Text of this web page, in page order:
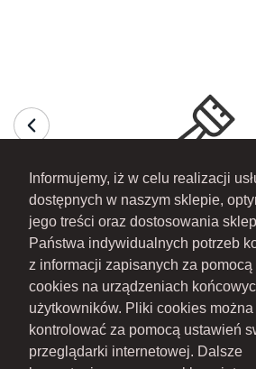
Informujemy, iż w celu realizacji
dostępnych w naszym sklepie,
jego treści oraz dostosowania
Państwa indywidualnych potrzeb
z informacji zapisanych za
cookies na urządzeniach
użytkowników. Pliki cookies można
kontrolować za pomocą ustawień
przeglądarki internetowej. Dalsze
MOJE KONTO
INFORMACJE
O FIRMIE
ZOBACZ RÓWNIEŻ